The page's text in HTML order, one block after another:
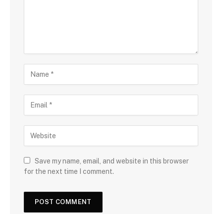
Save my name, email, and website in this browser
for the next time I comment.